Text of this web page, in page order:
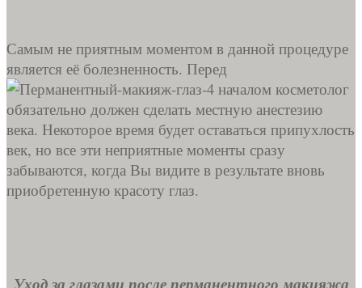
Самым не приятным моментом в данной процедуре
является её болезненность. Перед
началом косметолог
обязательно должен сделать местную анестезию
века. Некоторое время будет оставаться припухлость
век, но все эти неприятные моменты сразу
забываются, когда Вы видите в результате вновь
приобретенную красоту глаз.